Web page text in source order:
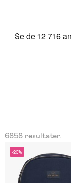
6858 resultater.
-20%